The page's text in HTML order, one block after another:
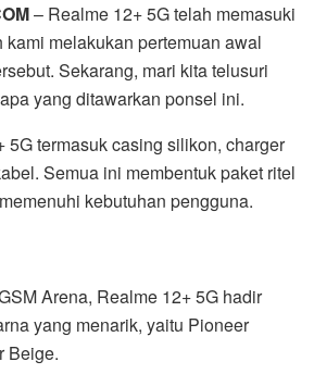
– Realme 12+ 5G telah memasuki
melakukan pertemuan awal
Sekarang, mari kita telusuri
yang ditawarkan ponsel ini.
5G termasuk casing silikon, charger
Semua ini membentuk paket ritel
kebutuhan pengguna.
Arena, Realme 12+ 5G hadir
yang menarik, yaitu Pioneer
Beige.